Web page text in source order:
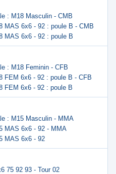
: M18 Masculin - CMB
MAS 6x6 - 92 : poule B - CMB
MAS 6x6 - 92 : poule B
: M18 Feminin - CFB
FEM 6x6 - 92 : poule B - CFB
FEM 6x6 - 92 : poule B
: M15 Masculin - MMA
MAS 6x6 - 92 - MMA
MAS 6x6 - 92
75 92 93 - Tour 02